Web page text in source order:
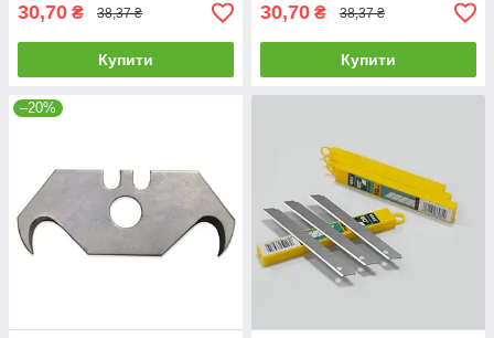
30,70 ₴ 38,37 ₴
Купити
30,70 ₴ 38,37 ₴
Купити
–20%